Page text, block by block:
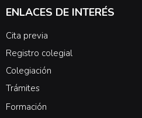
ENLACES DE INTERÉS
Cita previa
Registro colegial
Colegiación
Trámites
Formación